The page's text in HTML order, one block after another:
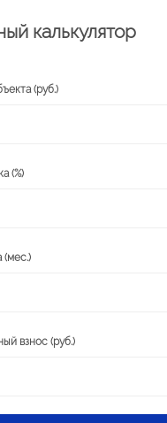
калькулятор
(руб.)
(%)
(мес.)
взнос (руб.)